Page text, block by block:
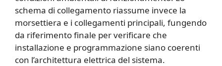
schema di collegamento riassume invece la
morsettiera e i collegamenti principali, fungendo
da riferimento finale per verificare che
installazione e programmazione siano coerenti
con l’architettura elettrica del sistema.